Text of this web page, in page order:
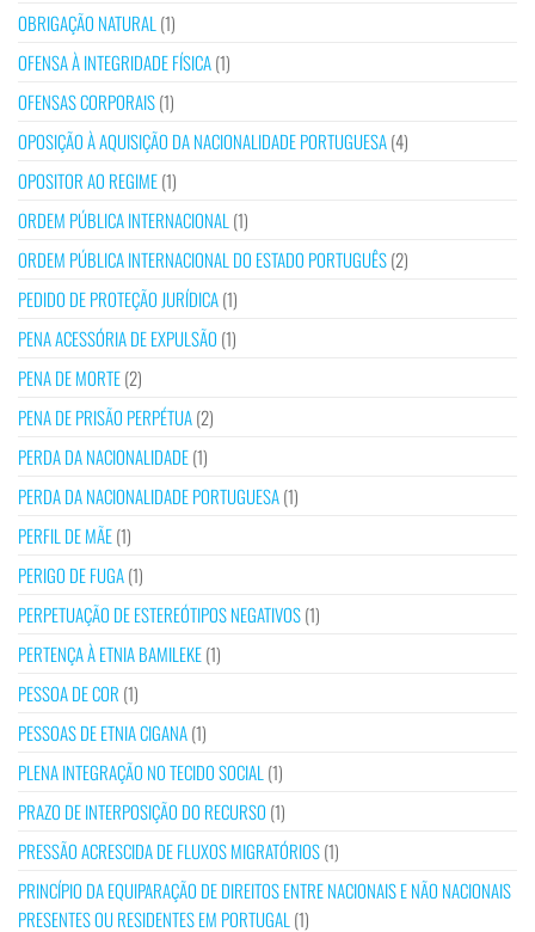
OBRIGAÇÃO NATURAL (1)
OFENSA À INTEGRIDADE FÍSICA(1)
OFENSAS CORPORAIS(1)
OPOSIÇÃO À AQUISIÇÃO DA NACIONALIDADE PORTUGUESA(4)
OPOSITOR AO REGIME(1)
ORDEM PÚBLICA INTERNACIONAL (1)
ORDEM PÚBLICA INTERNACIONAL DO ESTADO PORTUGUÊS(2)
PEDIDO DE PROTEÇÃO JURÍDICA(1)
PENA ACESSÓRIA DE EXPULSÃO (1)
PENA DE MORTE(2)
PENA DE PRISÃO PERPÉTUA(2)
PERDA DA NACIONALIDADE(1)
PERDA DA NACIONALIDADE PORTUGUESA(1)
PERFIL DE MÃE(1)
PERIGO DE FUGA(1)
PERPETUAÇÃO DE ESTEREÓTIPOS NEGATIVOS(1)
PERTENÇA À ETNIA BAMILEKE(1)
PESSOA DE COR (1)
PESSOAS DE ETNIA CIGANA(1)
PLENA INTEGRAÇÃO NO TECIDO SOCIAL (1)
PRAZO DE INTERPOSIÇÃO DO RECURSO (1)
PRESSÃO ACRESCIDA DE FLUXOS MIGRATÓRIOS(1)
PRINCÍPIO DA EQUIPARAÇÃO DE DIREITOS ENTRE NACIONAIS E NÃO NACIONAIS
PRESENTES OU RESIDENTES EM PORTUGAL (1)